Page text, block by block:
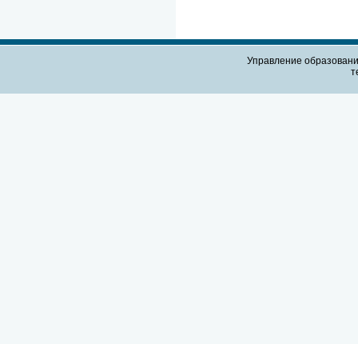
Управление